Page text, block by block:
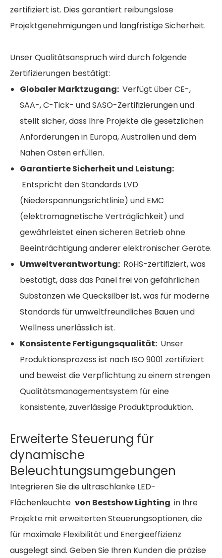
zertifiziert ist. Dies garantiert reibungslose
Projektgenehmigungen und langfristige Sicherheit.
Unser Qualitätsanspruch wird durch folgende
Zertifizierungen bestätigt:
Globaler Marktzugang: Verfügt über CE-,
SAA-, C-Tick- und SASO-Zertifizierungen und
stellt sicher, dass Ihre Projekte die gesetzlichen
Anforderungen in Europa, Australien und dem
Nahen Osten erfüllen.
Garantierte Sicherheit und Leistung:
Entspricht den Standards LVD
(Niederspannungsrichtlinie) und EMC
(elektromagnetische Verträglichkeit) und
gewährleistet einen sicheren Betrieb ohne
Beeinträchtigung anderer elektronischer Geräte.
Umweltverantwortung: RoHS-zertifiziert, was
bestätigt, dass das Panel frei von gefährlichen
Substanzen wie Quecksilber ist, was für moderne
Standards für umweltfreundliches Bauen und
Wellness unerlässlich ist.
Konsistente Fertigungsqualität: Unser
Produktionsprozess ist nach ISO 9001 zertifiziert
und beweist die Verpflichtung zu einem strengen
Qualitätsmanagementsystem für eine
konsistente, zuverlässige Produktproduktion.
Erweiterte Steuerung für
dynamische
Beleuchtungsumgebungen
Integrieren Sie die ultraschlanke LED-
Flächenleuchte von Bestshow Lighting in Ihre
Projekte mit erweiterten Steuerungsoptionen, die
für maximale Flexibilität und Energieeffizienz
ausgelegt sind. Geben Sie Ihren Kunden die präzise